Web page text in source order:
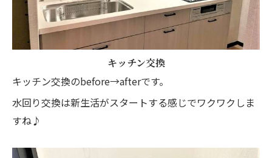
キッチン交換
キッチン交換のbefore→afterです。
水回り交換は新生活がスタートする感じでワクワクしま
すね♪